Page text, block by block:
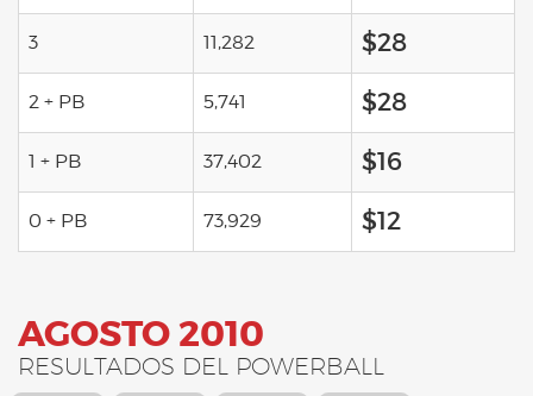
3 11,282 $28
2 + PB 5,741 $28
1 + PB 37,402 $16
0 + PB 73,929 $12
AGOSTO 2010
RESULTADOS DEL POWERBALL